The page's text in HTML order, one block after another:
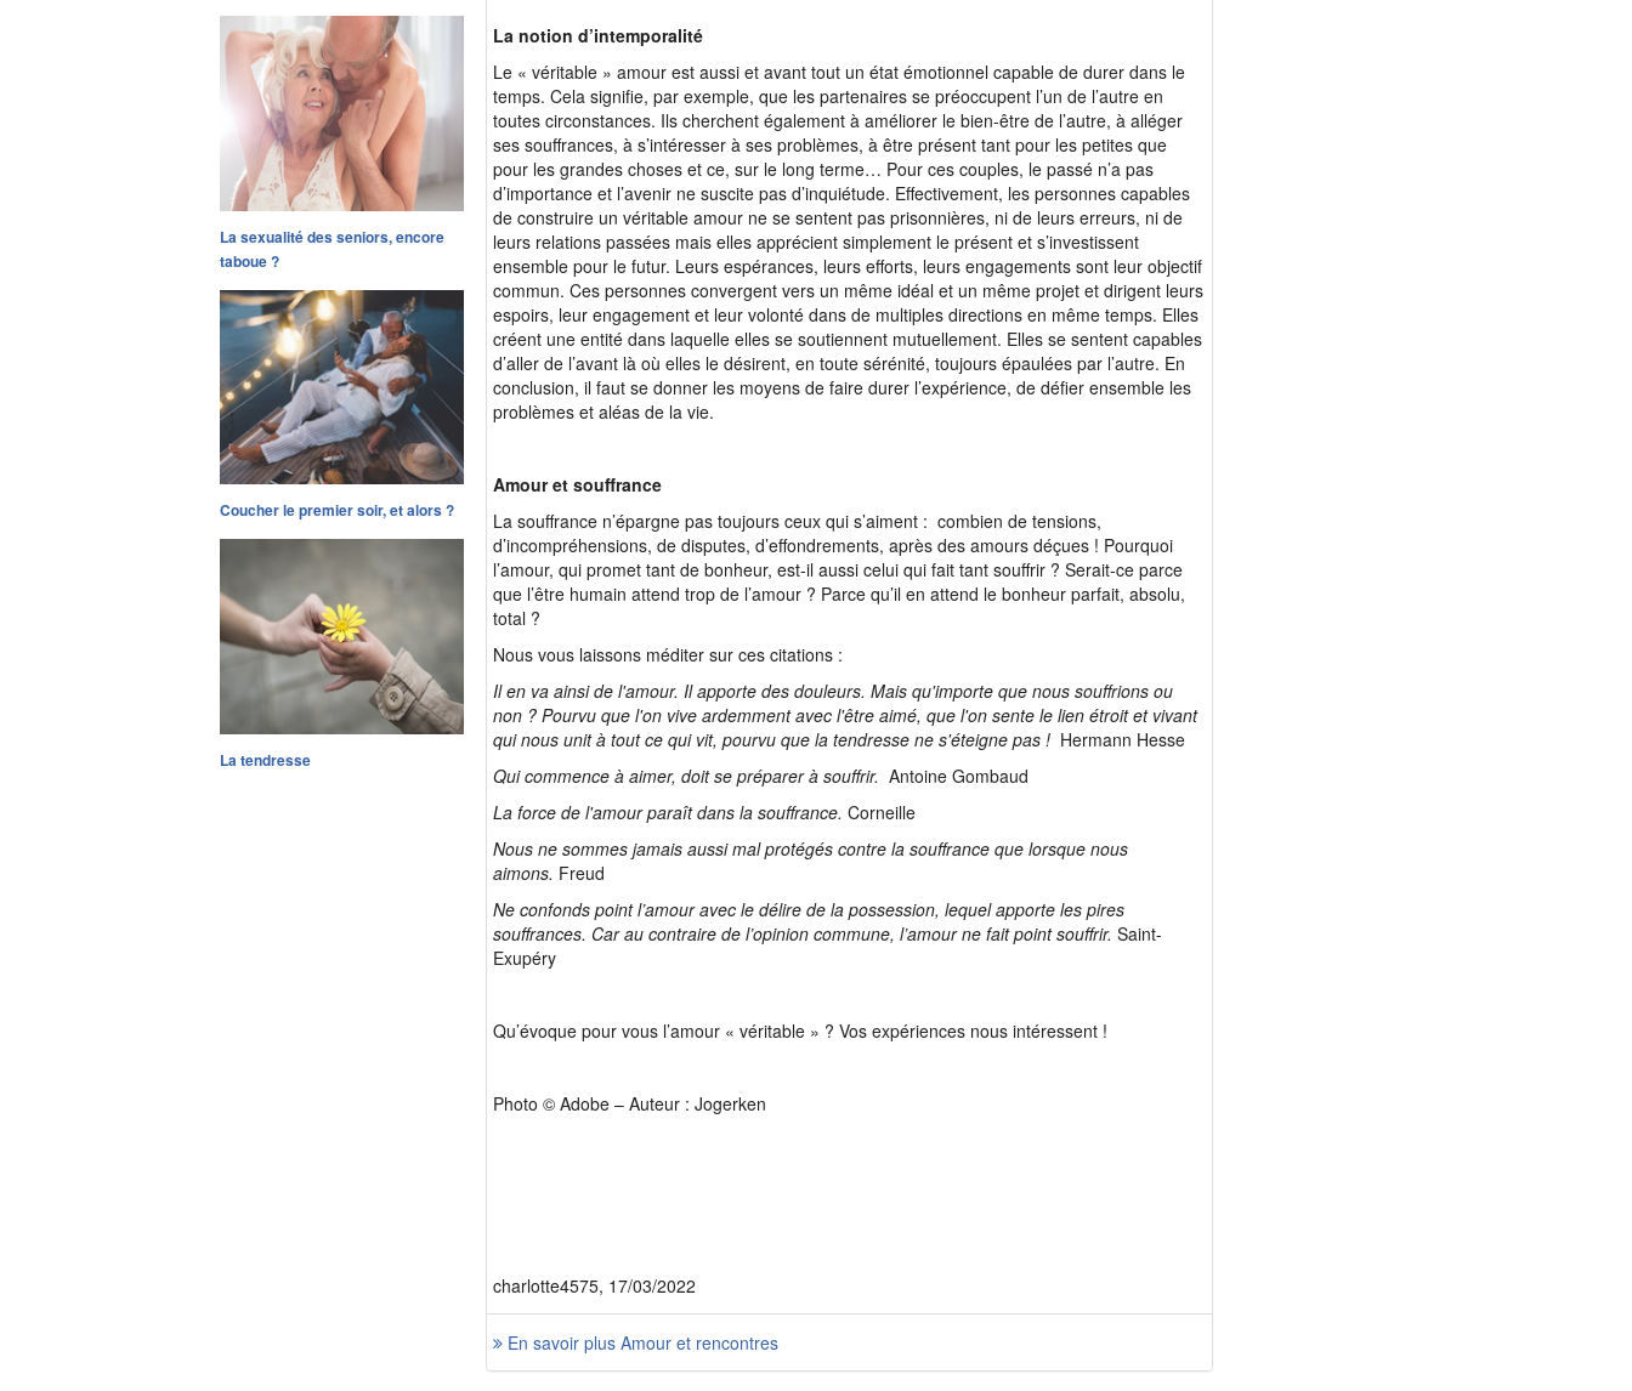
La sexualité des seniors, encore
taboue ?
Coucher le premier soir, et alors ?
La tendresse
La notion d’intemporalité
Le « véritable » amour est aussi et avant tout un état émotionnel capable de durer dans le
temps. Cela signifie, par exemple, que les partenaires se préoccupent l’un de l’autre en
toutes circonstances. Ils cherchent également à améliorer le bien-être de l’autre, à alléger
ses souffrances, à s’intéresser à ses problèmes, à être présent tant pour les petites que
pour les grandes choses et ce, sur le long terme… Pour ces couples, le passé n’a pas
d’importance et l’avenir ne suscite pas d’inquiétude. Effectivement, les personnes capables
de construire un véritable amour ne se sentent pas prisonnières, ni de leurs erreurs, ni de
leurs relations passées mais elles apprécient simplement le présent et s’investissent
ensemble pour le futur. Leurs espérances, leurs efforts, leurs engagements sont leur objectif
commun. Ces personnes convergent vers un même idéal et un même projet et dirigent leurs
espoirs, leur engagement et leur volonté dans de multiples directions en même temps. Elles
créent une entité dans laquelle elles se soutiennent mutuellement. Elles se sentent capables
d’aller de l’avant là où elles le désirent, en toute sérénité, toujours épaulées par l’autre. En
conclusion, il faut se donner les moyens de faire durer l’expérience, de défier ensemble les
problèmes et aléas de la vie.
Amour et souffrance
La souffrance n’épargne pas toujours ceux qui s’aiment : combien de tensions,
d’incompréhensions, de disputes, d’effondrements, après des amours déçues ! Pourquoi
l’amour, qui promet tant de bonheur, est-il aussi celui qui fait tant souffrir ? Serait-ce parce
que l’être humain attend trop de l’amour ? Parce qu’il en attend le bonheur parfait, absolu,
total ?
Nous vous laissons méditer sur ces citations :
Il en va ainsi de l'amour. Il apporte des douleurs. Mais qu'importe que nous souffrions ou
non ? Pourvu que l'on vive ardemment avec l'être aimé, que l'on sente le lien étroit et vivant
qui nous unit à tout ce qui vit, pourvu que la tendresse ne s'éteigne pas ! Hermann Hesse
Qui commence à aimer, doit se préparer à souffrir. Antoine Gombaud
La force de l'amour paraît dans la souffrance. Corneille
Nous ne sommes jamais aussi mal protégés contre la souffrance que lorsque nous
aimons. Freud
Ne confonds point l’amour avec le délire de la possession, lequel apporte les pires
souffrances. Car au contraire de l’opinion commune, l’amour ne fait point souffrir. Saint-
Exupéry
Qu’évoque pour vous l’amour « véritable » ? Vos expériences nous intéressent !
Photo © Adobe – Auteur : Jogerken
charlotte4575, 17/03/2022
En savoir plus Amour et rencontres